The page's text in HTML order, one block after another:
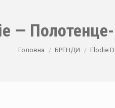
—
You are here:
Головна БРЕНДИ Elodie